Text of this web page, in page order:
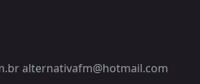
alternativafm@hotmail.com